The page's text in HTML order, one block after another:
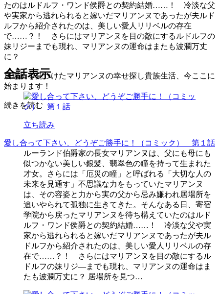
たのはルドルフ・ワンド侯爵との契約結婚……！ 冷淡な父
や実家から逃れられると嫁いだマリアンヌであったが夫ルド
ルフから紹介されたのは、美しい愛人リリベルの存在
で……？！ さらにはマリアンヌを目の敵にするルドルフの
妹リジーまでも現れ、マリアンヌの運命はまたも波瀾万丈
に？
居場所を見つけたマリアンヌの幸せ探し貴族生活、今ここに
始まります！
続きを読む
全話表示
立ち読み
愛し合って下さい、どうぞご勝手に！（コミック） 第１話
ルーランド伯爵家の長女マリアンヌは、父にも母にも
似つかない美しい銀髪、翡翠色の瞳を持って生まれた
才女。さらには「厄災の瞳」と呼ばれる「大切な人の
未来を見通す」不思議な力をもっていたマリアンヌ
は、その容姿と力から実の父から忌み嫌われ居場所を
追いやられて孤独に生きてきた。そんなある日、寄宿
学院から戻ったマリアンヌを待ち構えていたのはルド
ルフ・ワンド侯爵との契約結婚……！ 冷淡な父や実
家から逃れられると嫁いだマリアンヌであったが夫ル
ドルフから紹介されたのは、美しい愛人リリベルの存
在で……？！ さらにはマリアンヌを目の敵にするル
ドルフの妹リジ―までも現れ、マリアンヌの運命はま
たも波瀾万丈に？ 居場所を見つ…